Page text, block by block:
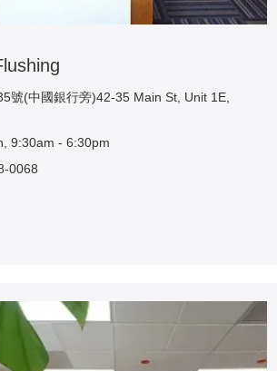
號(中國銀行旁)42-35 Main St, Unit 1E,
9:30am - 6:30pm
0068